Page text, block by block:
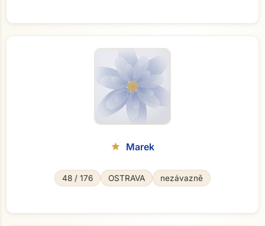
star Marek
48 / 176 OSTRAVA nezávazně